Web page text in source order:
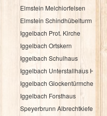
Elmstein Melchiorfelsen
Elmstein Schindhübelturm
Iggelbach Prot. Kirche
Iggelbach Ortskern
Iggelbach Schulhaus
Iggelbach Unterstallhaus
Iggelbach Glockentürmchen
Iggelbach Forsthaus
Speyerbrunn Albrechtkiefer